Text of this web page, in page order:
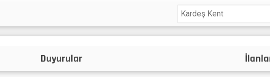
İlanlar